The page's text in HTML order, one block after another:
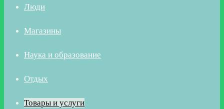
Люди
Магазины
Наука и образование
Отдых
Товары и услуги